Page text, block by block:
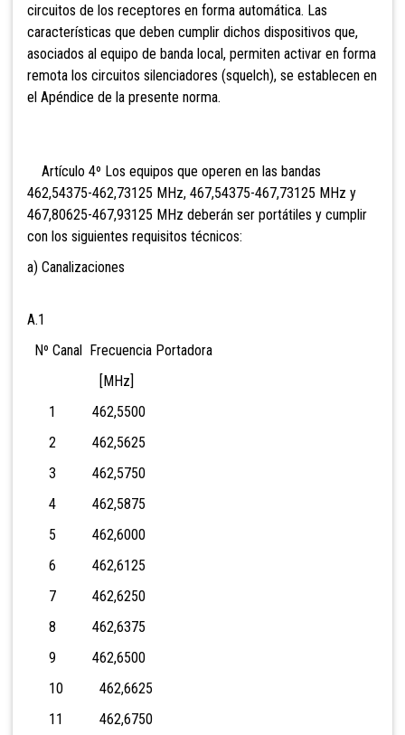
circuitos de los receptores en forma automática. Las
características que deben cumplir dichos dispositivos que,
asociados al equipo de banda local, permiten activar en forma
remota los circuitos silenciadores (squelch), se establecen en
el Apéndice de la presente norma.
Artículo 4º Los equipos que operen en las bandas
462,54375-462,73125 MHz, 467,54375-467,73125 MHz y
467,80625-467,93125 MHz deberán ser portátiles y cumplir
con los siguientes requisitos técnicos:
a) Canalizaciones
A.1
Nº Canal Frecuencia Portadora
[MHz]
1 462,5500
2 462,5625
3 462,5750
4 462,5875
5 462,6000
6 462,6125
7 462,6250
8 462,6375
9 462,6500
10 462,6625
11 462,6750